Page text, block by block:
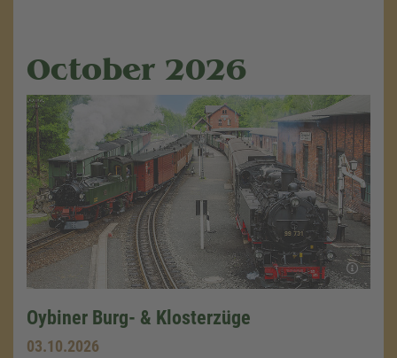
October 2026
Oybiner Burg- & Klosterzüge
03.10.2026